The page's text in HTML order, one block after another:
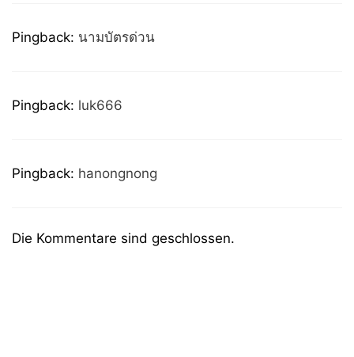
Pingback: นามบัตรด่วน
Pingback: luk666
Pingback: hanongnong
Die Kommentare sind geschlossen.